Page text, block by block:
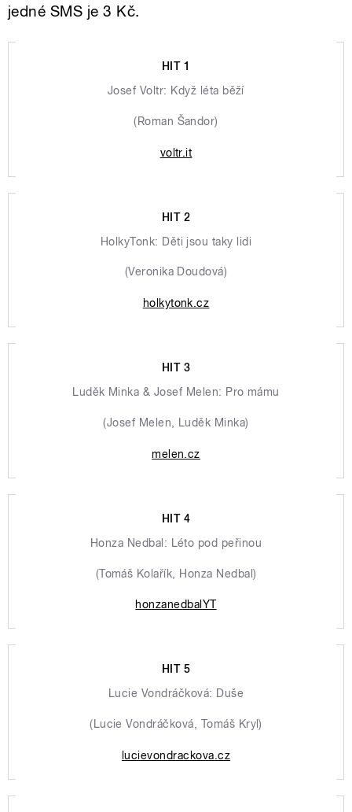
jedné SMS je 3 Kč.
HIT 1
Josef Voltr: Když léta běží
(Roman Šandor)
voltr.it
HIT 2
HolkyTonk: Děti jsou taky lidi
(Veronika Doudová)
holkytonk.cz
HIT 3
Luděk Minka & Josef Melen: Pro mámu
(Josef Melen, Luděk Minka)
melen.cz
HIT 4
Honza Nedbal: Léto pod peřinou
(Tomáš Kolařík, Honza Nedbal)
honzanedbalYT
HIT 5
Lucie Vondráčková: Duše
(Lucie Vondráčková, Tomáš Kryl)
lucievondrackova.cz